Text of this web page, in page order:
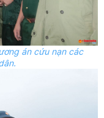
án cứu nạn các